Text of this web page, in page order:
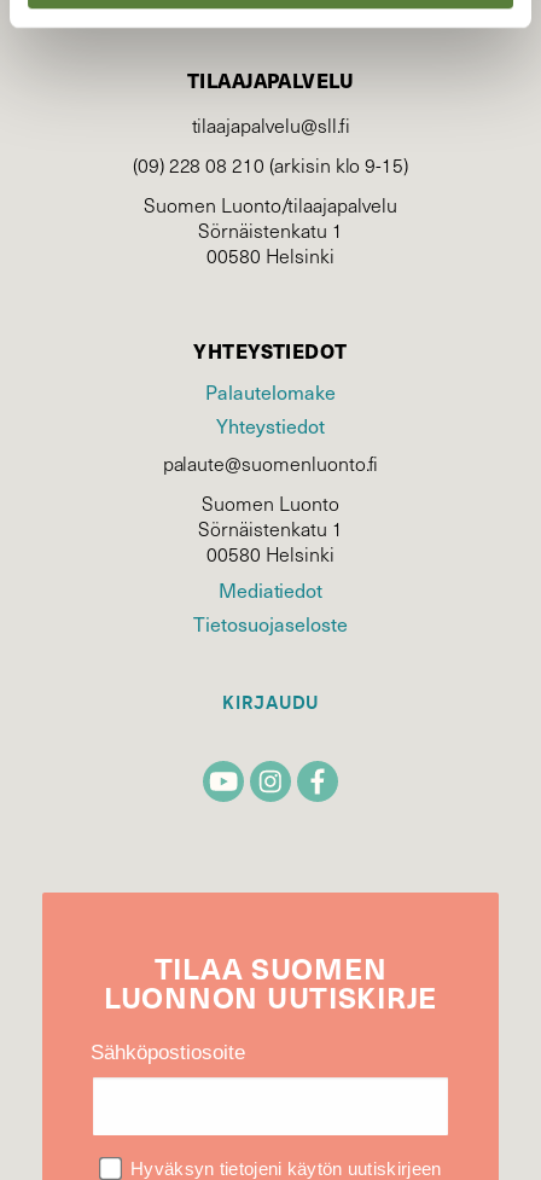
TILAAJAPALVELU
tilaajapalvelu@sll.fi
(09) 228 08 210 (arkisin klo 9-15)
Suomen Luonto/tilaajapalvelu
Sörnäistenkatu 1
00580 Helsinki
YHTEYSTIEDOT
Palautelomake
Yhteystiedot
palaute@suomenluonto.fi
Suomen Luonto
Sörnäistenkatu 1
00580 Helsinki
Mediatiedot
Tietosuojaseloste
KIRJAUDU
TILAA SUOMEN
LUONNON UUTIS­KIRJE
Sähköpostiosoite
Hyväksyn tietojeni käytön uutiskirjeen